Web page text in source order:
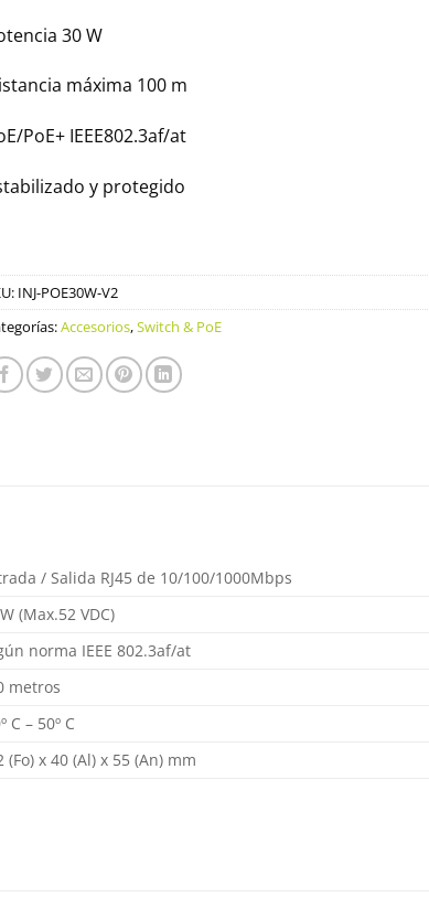
30 W
máxima 100 m
PoE+ IEEE802.3af/at
y protegido
INJ-POE30W-V2
Accesorios,Switch & PoE
/ Salida RJ45 de 10/100/1000Mbps
(Max.52 VDC)
norma IEEE 802.3af/at
metros
C – 50º C
(Fo) x 40 (Al) x 55 (An) mm